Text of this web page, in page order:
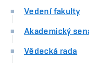
Vedení fakulty
Akademický
Vědecká rada